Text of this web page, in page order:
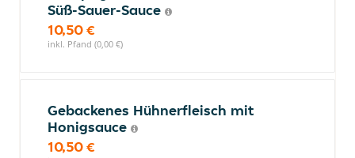
Süß-Sauer-Sauce
10,50 €
inkl. Pfand (0,00 €)
Gebackenes Hühnerfleisch mit
Honigsauce
10,50 €